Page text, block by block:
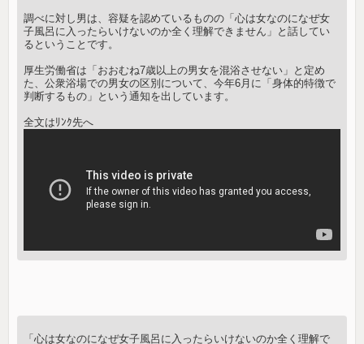
調べに対し男は、容疑を認めているものの「心は女なのになぜ女
子風呂に入ったらいけないのか全く理解できません」と話してい
るということです。
厚生労働省は「おおむね7歳以上の男女を混浴させない」と定め
た、公衆浴場での男女の区別について、今年6月に「身体的特徴で
判断するもの」という通知を出しています。
全文はﾘﾝｸ先へ
「心は女なのになぜ女子風呂に入ったらいけないのか全く理解で